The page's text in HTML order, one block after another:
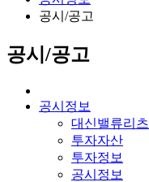
공시/공고
공시/공고
공시정보
대신밸류리츠
투자자산
투자정보
공시정보